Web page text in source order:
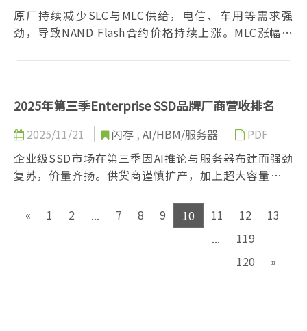
原厂持续减少SLC与MLC供给，电信、车用等需求强
劲，导致NAND Flash合约价格持续上涨。MLC涨幅明
内仍有上行空间。
2025年第三季Enterprise SSD品牌厂商营收排名
2025/11/21 闪存 , AI/HBM/服务器
PDF
企业级SSD市场在第三季因AI推论与服务器布建而强劲
复苏，价量齐扬。供货商谨慎扩产，加上超大容量产品
涨，市场转为抢料。
« 1 2 ... 7 8 9 10 11 12
13
...
119
120
»